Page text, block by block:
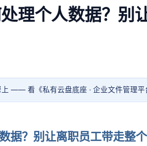
理个人数据？别
上 —— 看《私有云盘底座 · 企业文件管理平
据？别让离职员工带走整